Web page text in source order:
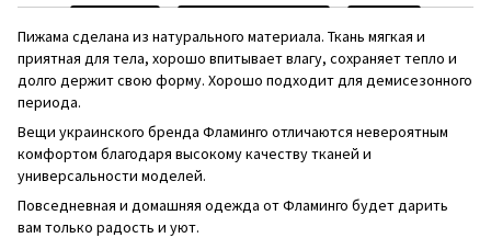
Пижама сделана из натурального материала. Ткань мягкая и
приятная для тела, хорошо впитывает влагу, сохраняет тепло и
долго держит свою форму. Хорошо подходит для демисезонного
периода.
Вещи украинского бренда Фламинго отличаются невероятным
комфортом благодаря высокому качеству тканей и
универсальности моделей.
Повседневная и домашняя одежда от Фламинго будет дарить
вам только радость и уют.